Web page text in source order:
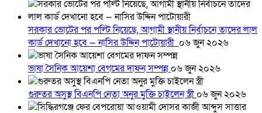
সরকার ভোটের পর পল্টি নিয়েছে, আগামী স্থানীয় নির্বাচনে তাদের লাল
কার্ড দেখানো হবে — নাসির উদ্দিন পাটোয়ারী ০৬ জুন ২০২৬
ভাষা সৈনিক আয়েশা বেগমের দাফন সম্পন্ন ০৬ জুন ২০২৬
গুরুতর অসুস্থ বিএনপি নেতা অনুর মুক্তি চাইলেন স্ত্রী০৬ জুন ২০২৬